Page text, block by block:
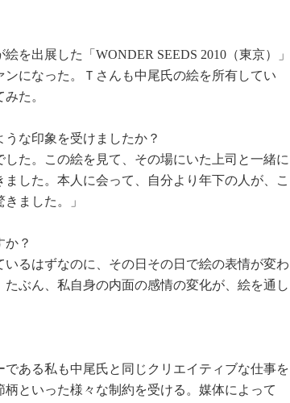
を出展した「WONDER SEEDS 2010（東京）」
になった。Ｔさんも中尾氏の絵を所有してい
た。
な印象を受けましたか？
た。この絵を見て、その場にいた上司と一緒に
した。本人に会って、自分より年下の人が、こ
ました。」
？
るはずなのに、その日その日で絵の表情が変わ
ぶん、私自身の内面の感情の変化が、絵を通し
である私も中尾氏と同じクリエイティブな仕事を
といった様々な制約を受ける。媒体によって